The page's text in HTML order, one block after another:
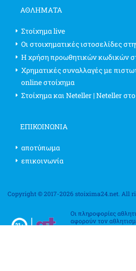
ΑΘΛΗΜΑΤΑ
Στοίχημα live
Οι στοιχηματικές ιστοσελίδες
Η χρήση προωθητικών κωδικών
Χρηματικές συναλλαγές με
online στοίχημα
Στοίχημα και Neteller | Neteller
ΕΠΙΚΟΙΝΩΝΊΑ
αποτύπωμα
επικοινωνία
Copyright © 2017-2026 stoixima24.net. All
Οι πληροφορίες
αφορούν τον